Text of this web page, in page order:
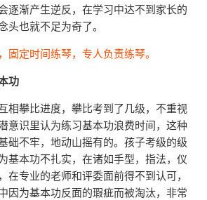
逐渐产生逆反，在学习中达不到家长的
头也就不足为奇了。
固定时间练琴，专人负责练琴。
功
相攀比进度，攀比考到了几级，不重视
意识里认为练习基本功浪费时间，这种
础不牢，地动山摇有的。孩子考级的级
基本功不扎实，在诸如手型，指法，仪
在专业的老师和评委面前得不到认可，
因为基本功反面的瑕疵而被淘汰，非常